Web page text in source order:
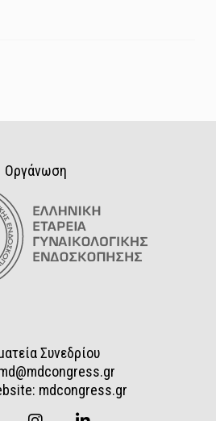
Οργάνωση
Συνεδρίου
mdcongress.gr